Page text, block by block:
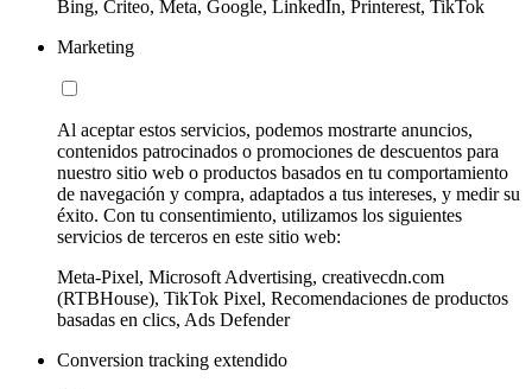
Bing, Criteo, Meta, Google, LinkedIn, Printerest, TikTok
Marketing
Al aceptar estos servicios, podemos mostrarte anuncios,
contenidos patrocinados o promociones de descuentos para
nuestro sitio web o productos basados en tu comportamiento
de navegación y compra, adaptados a tus intereses, y medir su
éxito. Con tu consentimiento, utilizamos los siguientes
servicios de terceros en este sitio web:
Meta-Pixel, Microsoft Advertising, creativecdn.com
(RTBHouse), TikTok Pixel, Recomendaciones de productos
basadas en clics, Ads Defender
Conversion tracking extendido